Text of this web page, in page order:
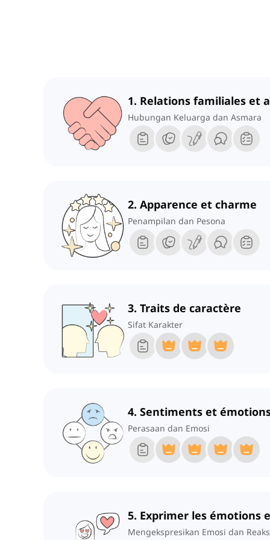
1. Relations familiales et
Hubungan Keluarga dan Asmara
2. Apparence et charme
Penampilan dan Pesona
3. Traits de caractère
Sifat Karakter
4. Sentiments et
Perasaan dan Emosi
5. Exprimer les émotions
Mengekspresikan Emosi dan